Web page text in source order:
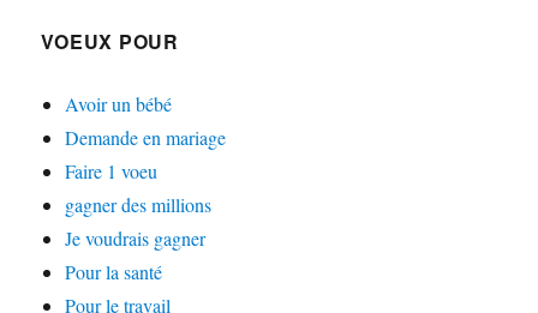
VOEUX POUR
Avoir un bébé
Demande en mariage
Faire 1 voeu
gagner des millions
Je voudrais gagner
Pour la santé
Pour le travail